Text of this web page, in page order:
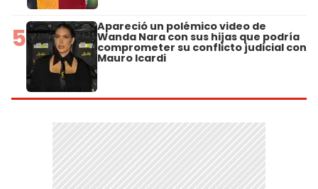
5 Apareció un polémico video de
Wanda Nara con sus hijas que podría
comprometer su conflicto judicial con
Mauro Icardi